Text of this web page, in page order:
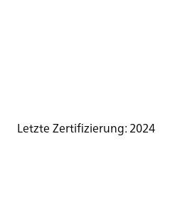
Letzte Zertifizierung: 2024